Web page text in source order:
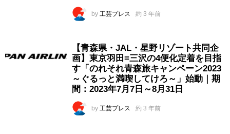
by 工芸プレス 約 3 年前
【青森県・JAL・星野リゾート共同企
画】東京羽田=三沢の4便化定着を目指
す「のれそれ青森旅キャンペーン2023
～ぐるっと満喫してけろ～」始動｜期
間：2023年7月7日～8月31日
by 工芸プレス 約 3 年前